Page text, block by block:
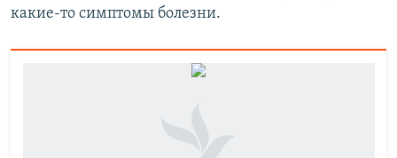
какие-то симптомы болезни.